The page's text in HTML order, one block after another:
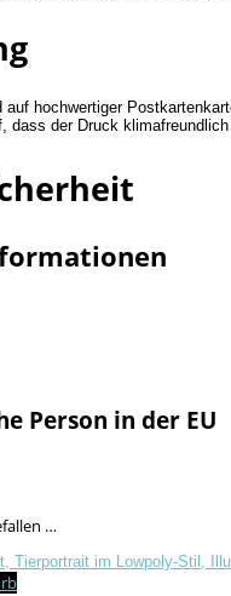
hochwertiger
dass der Druck klimafreundlich
Person in der EU
…